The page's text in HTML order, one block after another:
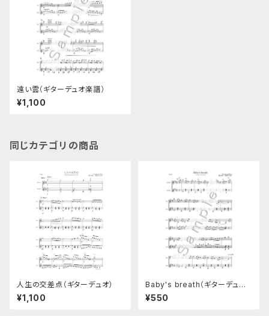
遠い雲（ギターデュオ楽譜）
¥1,100
同じカテゴリの商品
人生の交差点（ギターデュオ）
¥1,100
Baby's breath（ギターデュオ
楽譜）
¥550